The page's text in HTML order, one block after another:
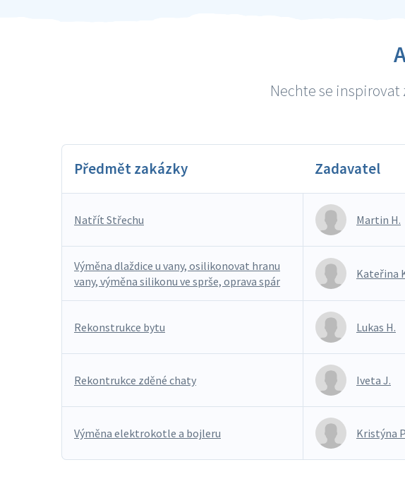
Nechte se inspirovat
Předmět zakázky Zadavatel
Natřít Střechu Martin H.
Výměna dlaždice u vany, osilikonovat hranu
vany, výměna silikonu ve sprše, oprava spár
Kateřina
Rekonstrukce bytu Lukas H.
Rekontrukce zděné chaty Iveta J.
Výměna elektrokotle a bojleru Kristýna